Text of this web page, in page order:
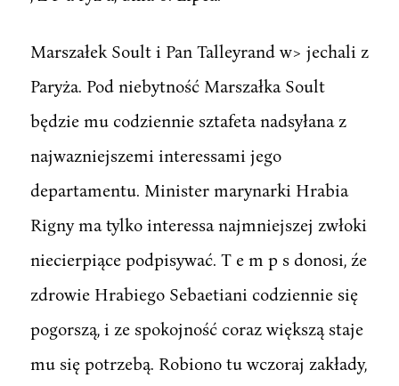
Marszałek Soult i Pan Talleyrand w> jechali z
Paryża. Pod niebytność Marszałka Soult
będzie mu codziennie sztafeta nadsyłana z
najwazniejszemi interessami jego
departamentu. Minister marynarki Hrabia
Rigny ma tylko interessa najmniejszej zwłoki
niecierpiące podpisywać. T e m p s donosi, źe
zdrowie Hrabiego Sebaetiani codziennie się
pogorszą, i ze spokojność coraz większą staje
mu się potrzebą. Robiono tu wczoraj zakłady,